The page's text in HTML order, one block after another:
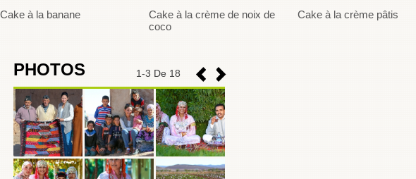
Cake à la banane
Cake à la crème de noix de
coco
Cake à la crème pâtissière
1-3 De 18
PHOTOS